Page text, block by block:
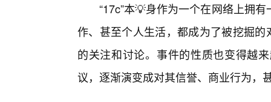
“17c”本💡身作为一个在网络上拥
作、甚至个人生活，都成为了被挖掘
的关注和讨论。事件的性质也变得越
议，逐渐演变成对其信誉、商业行为，